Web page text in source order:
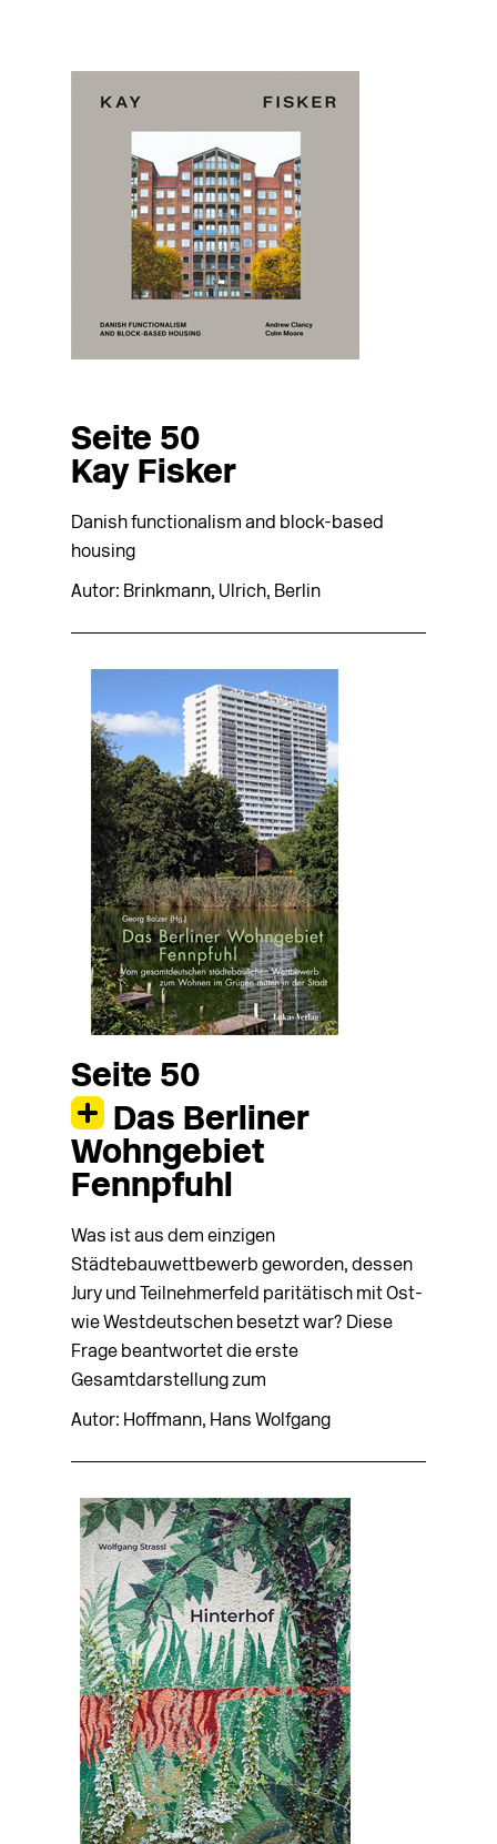
Seite 50
Kay Fisker
Danish functionalism and block-based
housing
Autor: Brinkmann, Ulrich, Berlin
Seite 50
Das Berliner
Wohngebiet
Fennpfuhl
Was ist aus dem einzigen
Städtebauwettbewerb geworden, dessen
Jury und Teilnehmerfeld paritätisch mit Ost-
wie Westdeutschen besetzt war? Diese
Frage beantwortet die erste
Gesamtdarstellung zum
Autor: Hoffmann, Hans Wolfgang